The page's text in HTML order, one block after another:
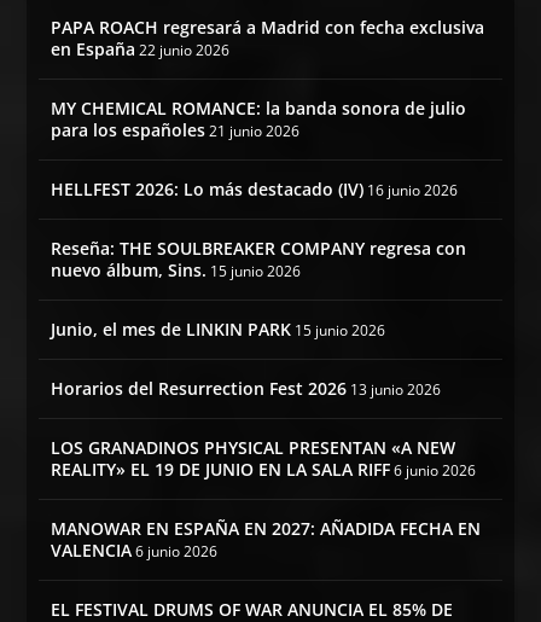
PAPA ROACH regresará a Madrid con fecha exclusiva
en España 22 junio 2026
MY CHEMICAL ROMANCE: la banda sonora de julio
para los españoles 21 junio 2026
HELLFEST 2026: Lo más destacado (IV) 16 junio 2026
Reseña: THE SOULBREAKER COMPANY regresa con
nuevo álbum, Sins. 15 junio 2026
Junio, el mes de LINKIN PARK 15 junio 2026
Horarios del Resurrection Fest 2026 13 junio 2026
LOS GRANADINOS PHYSICAL PRESENTAN «A NEW
REALITY» EL 19 DE JUNIO EN LA SALA RIFF 6 junio 2026
MANOWAR EN ESPAÑA EN 2027: AÑADIDA FECHA EN
VALENCIA 6 junio 2026
EL FESTIVAL DRUMS OF WAR ANUNCIA EL 85% DE